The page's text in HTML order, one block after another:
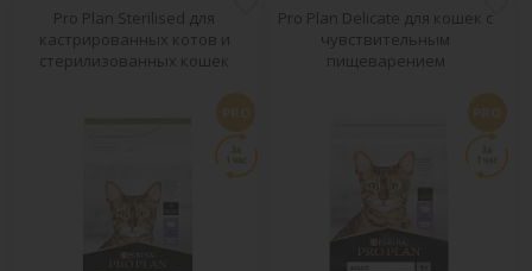
Pro Plan Sterilised для
кастрированных котов и
стерилизованных кошек
Pro Plan Delicate для кошек с
чувствительным
пищеварением